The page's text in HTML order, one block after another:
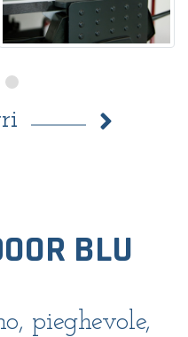
BLU
pieghevole,